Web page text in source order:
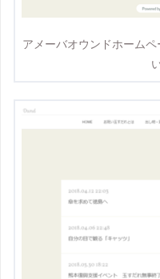
アメーバオウンドホーム